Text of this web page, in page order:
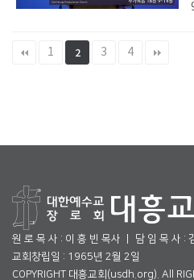
1 2 3 4
원 로 목 사 : 이 흥 빈 목사 ㅣ 담 임 목 사 :
교회창립일 : 1965년 2월 2일
COPYRIGHT 대흥교회(usdh.org). All